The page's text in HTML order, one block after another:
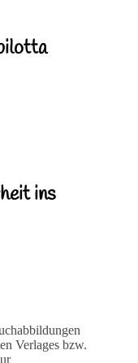
ins
Verlages bzw.